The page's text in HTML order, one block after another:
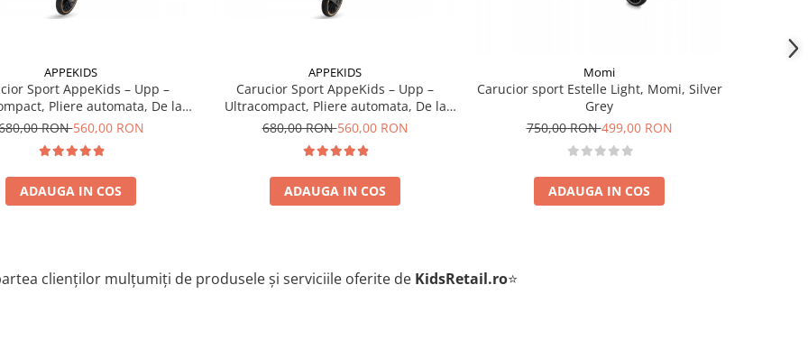
APPEKIDS
Sport AppeKids – Upp –
Pliere automata, De la
la 22kg - Bubble Beige
RON560,00 RON
ADAUGA IN COS
APPEKIDS
Carucior Sport AppeKids – Upp –
Ultracompact, Pliere automata, De la
nastere la 22kg - Jet Black
680,00 RON560,00 RON
ADAUGA IN COS
Momi
Carucior sport Estelle Light, Momi, Silver
Grey
750,00 RON499,00 RON
ADAUGA IN COS
clienților mulțumiți de produsele și serviciile oferite de KidsRetail.ro⭐